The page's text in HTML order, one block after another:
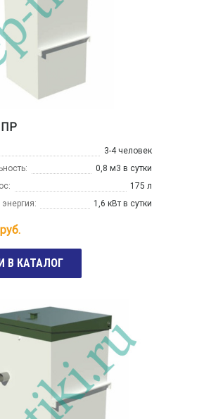
ПР
3-4 человек
0,8 м3 в сутки
175 л
1,6 кВт в сутки
руб.
В КАТАЛОГ